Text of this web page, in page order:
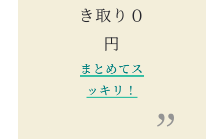
き取り０
円
まとめてス
ッキリ！